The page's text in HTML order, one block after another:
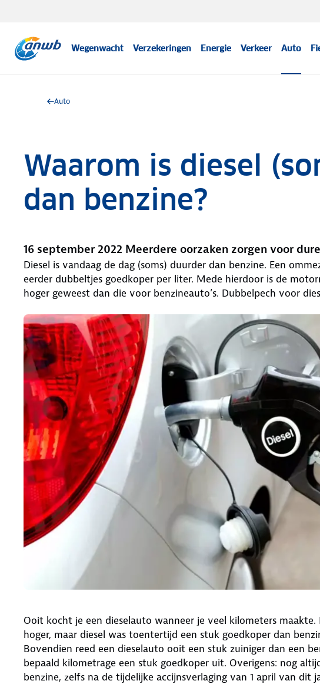
Wegenwacht Verzekeringen Energie Verkeer Auto
Auto
Waarom is diesel
dan benzine?
16 september 2022 Meerdere oorzaken zorgen voor
Diesel is vandaag de dag (soms) duurder dan benzine. Een
eerder dubbeltjes goedkoper per liter. Mede hierdoor is de
hoger geweest dan die voor benzineauto’s. Dubbelpech voor
Ooit kocht je een dieselauto wanneer je veel kilometers
hoger, maar diesel was toentertijd een stuk goedkoper dan
Bovendien reed een dieselauto ooit een stuk zuiniger dan een
bepaald kilometrage een stuk goedkoper uit. Overigens: nog
benzine, zelfs na de tijdelijke accijnsverlaging van 1 april van dit